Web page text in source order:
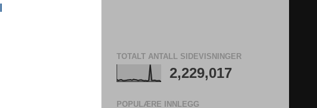
TOTALT ANTALL SIDEVISNINGER
2,229,017
POPULÆRE INNLEGG